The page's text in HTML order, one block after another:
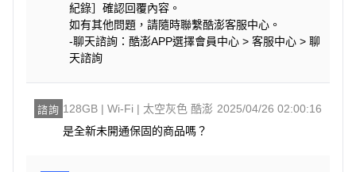
紀錄］確認回覆內容。
如有其他問題，請隨時聯繫酷澎客服中心。
-聊天諮詢：酷澎APP選擇會員中心 > 客服中心 > 聊
天諮詢
諮詢 128GB | Wi-Fi | 太空灰色 酷澎 2025/04/26 02:00:16
是全新未開通保固的商品嗎？